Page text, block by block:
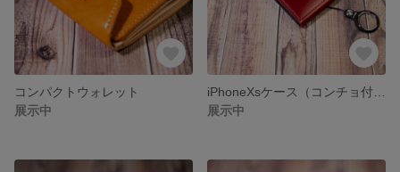
コンパクトウォレット
展示中
展示中